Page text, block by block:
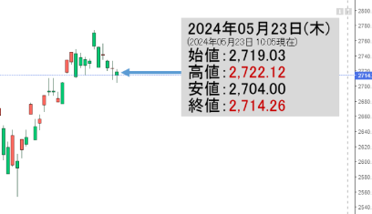
」
国の過剰生産が世界を蝕む。
業種は全般的「不調」⇒ PSIが示す現況は決して良くない。
ン』1人当たり賠償10万ウォンを認定 ⇒ 総額3兆7,000億
」1番艦、2032年竣工と公示